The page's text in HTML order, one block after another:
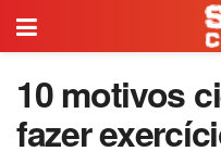
10 motivos
fazer